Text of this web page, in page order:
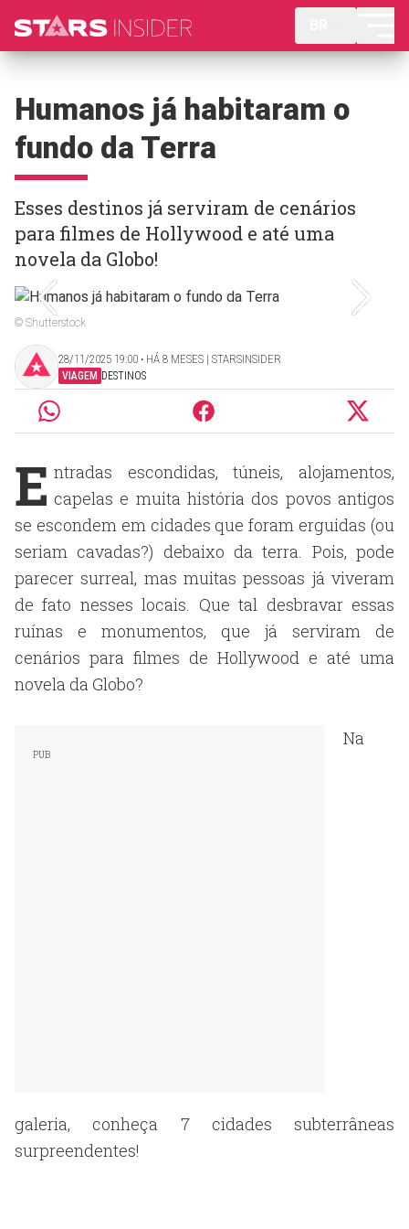
Humanos já habitaram o
fundo da Terra
Esses destinos já serviram de cenários
para filmes de Hollywood e até uma
novela da Globo!
© Shutterstock
28/11/2025 19:00 ‧ HÁ 8 MESES | STARSINSIDER
VIAGEM DESTINOS
E ntradas escondidas, túneis, alojamentos,
capelas e muita história dos povos antigos
se escondem em cidades que foram erguidas (ou
seriam cavadas?) debaixo da terra. Pois, pode
parecer surreal, mas muitas pessoas já viveram
de fato nesses locais. Que tal desbravar essas
ruínas e monumentos, que já serviram de
cenários para filmes de Hollywood e até uma
novela da Globo?
Na
galeria, conheça 7 cidades subterrâneas
surpreendentes!